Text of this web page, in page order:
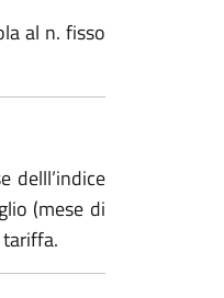
al n. fisso
delll’indice
(mese di